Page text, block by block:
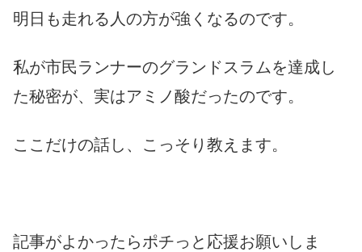
明日も走れる人の方が強くなるのです。
私が市民ランナーのグランドスラムを達成し
た秘密が、実はアミノ酸だったのです。
ここだけの話し、こっそり教えます。
記事がよかったらポチっと応援お願いしま